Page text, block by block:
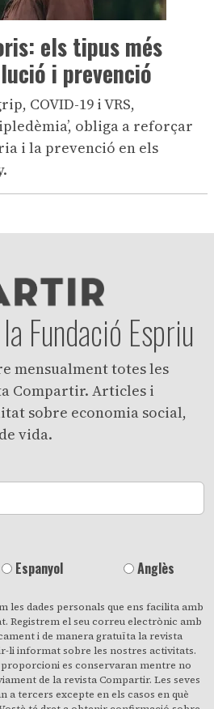
els tipus més
i prevenció
COVID-19 i VRS,
obliga a reforçar
i la prevenció en els
Fundació Espriu
mensualment totes les
Compartir. Articles i
sobre economia social,
vida.
Espanyol Anglès
les dades personals que ens facilita amb
Registrem el seu correu electrònic amb
i de manera gratuïta la revista
li informat sobre les nostres activitats.
proporcioni es conservaran mentre no
de la revista Compartir. Les seves
a tercers excepte en els casos en què